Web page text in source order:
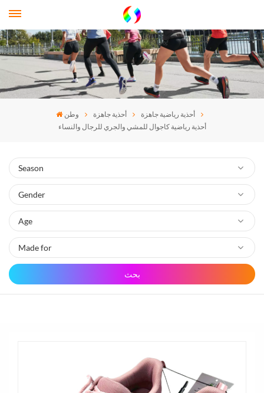
وطن أحذية جاهزة
أحذية رياضية جاهزة
أحذية رياضية كاجوال للمشي والجري للرجال والنساء
بحث